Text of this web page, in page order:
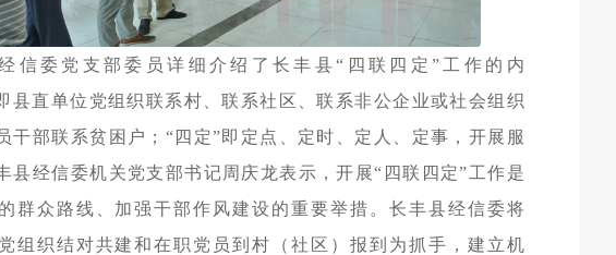
信委党支部委员详细介绍了长丰县“四联四定”工作的内
县直单位党组织联系村、联系社区、联系非公企业或社会组织
干部联系贫困户；“四定”即定点、定时、定人、定事，开展服
县经信委机关党支部书记周庆龙表示，开展“四联四定”工作是
群众路线、加强干部作风建设的重要举措。长丰县经信委将
组织结对共建和在职党员到村（社区）报到为抓手，建立机